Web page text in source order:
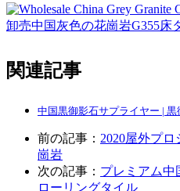
卸売中国灰色の花崗岩G355床
関連記事
中国黒御影石サプライヤー |
前の記事： 2020屋外プ
崗岩
次の記事： プレミアム中
ローリングタイル